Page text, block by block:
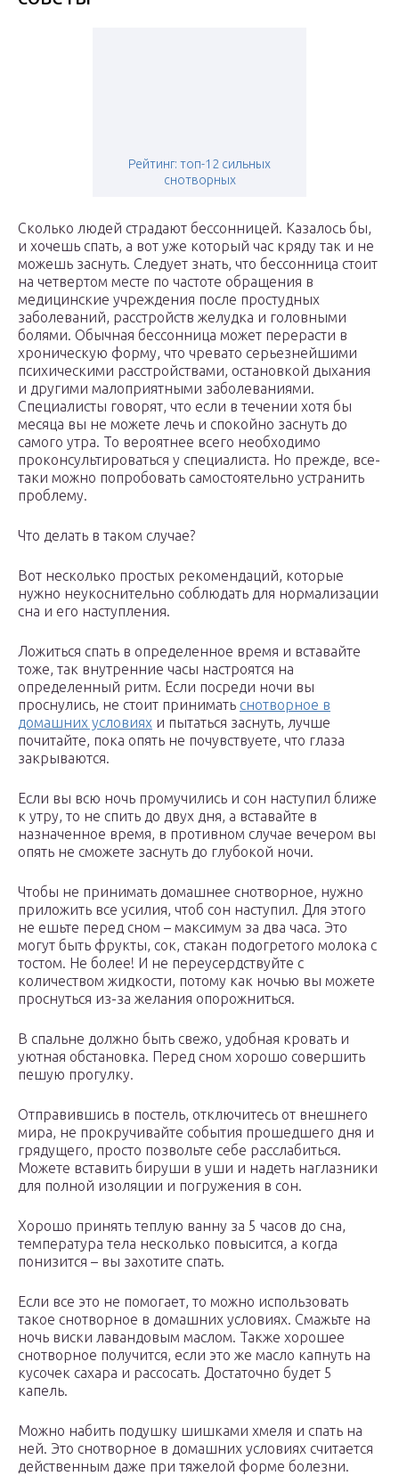
Рейтинг: топ-12 сильных
снотворных
Сколько людей страдают бессонницей. Казалось бы,
и хочешь спать, а вот уже который час кряду так и не
можешь заснуть. Следует знать, что бессонница стоит
на четвертом месте по частоте обращения в
медицинские учреждения после простудных
заболеваний, расстройств желудка и головными
болями. Обычная бессонница может перерасти в
хроническую форму, что чревато серьезнейшими
психическими расстройствами, остановкой дыхания
и другими малоприятными заболеваниями.
Специалисты говорят, что если в течении хотя бы
месяца вы не можете лечь и спокойно заснуть до
самого утра. То вероятнее всего необходимо
проконсультироваться у специалиста. Но прежде, все-
таки можно попробовать самостоятельно устранить
проблему.
Что делать в таком случае?
Вот несколько простых рекомендаций, которые
нужно неукоснительно соблюдать для нормализации
сна и его наступления.
Ложиться спать в определенное время и вставайте
тоже, так внутренние часы настроятся на
определенный ритм. Если посреди ночи вы
проснулись, не стоит принимать снотворное в
домашних условиях и пытаться заснуть, лучше
почитайте, пока опять не почувствуете, что глаза
закрываются.
Если вы всю ночь промучились и сон наступил ближе
к утру, то не спить до двух дня, а вставайте в
назначенное время, в противном случае вечером вы
опять не сможете заснуть до глубокой ночи.
Чтобы не принимать домашнее снотворное, нужно
приложить все усилия, чтоб сон наступил. Для этого
не ешьте перед сном – максимум за два часа. Это
могут быть фрукты, сок, стакан подогретого молока с
тостом. Не более! И не переусердствуйте с
количеством жидкости, потому как ночью вы можете
проснуться из-за желания опорожниться.
В спальне должно быть свежо, удобная кровать и
уютная обстановка. Перед сном хорошо совершить
пешую прогулку.
Отправившись в постель, отключитесь от внешнего
мира, не прокручивайте события прошедшего дня и
грядущего, просто позвольте себе расслабиться.
Можете вставить бируши в уши и надеть наглазники
для полной изоляции и погружения в сон.
Хорошо принять теплую ванну за 5 часов до сна,
температура тела несколько повысится, а когда
понизится – вы захотите спать.
Если все это не помогает, то можно использовать
такое снотворное в домашних условиях. Смажьте на
ночь виски лавандовым маслом. Также хорошее
снотворное получится, если это же масло капнуть на
кусочек сахара и рассосать. Достаточно будет 5
капель.
Можно набить подушку шишками хмеля и спать на
ней. Это снотворное в домашних условиях считается
действенным даже при тяжелой форме болезни.